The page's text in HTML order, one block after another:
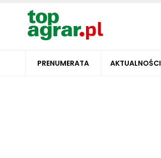
PRENUMERATA AKTUALNOŚCI